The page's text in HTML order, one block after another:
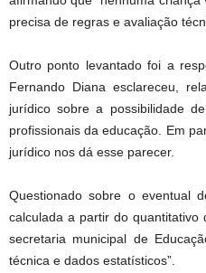
precisa de regras e avaliação
Outro ponto levantado foi a
Fernando Diana esclareceu,
jurídico sobre a possibilidade
profissionais da educação. Em
jurídico nos dá esse parecer.
Questionado sobre o eventual
calculada a partir do
secretaria municipal de
técnica e dados estatísticos”.